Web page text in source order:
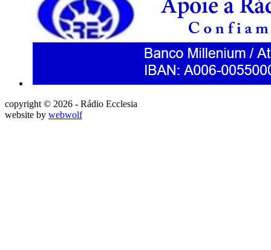
copyright © 2026 - Rádio Ecclesia
website by webwolf